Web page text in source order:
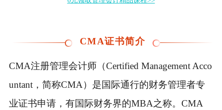
CMA证书简介
CMA注册管理会计师（Certified Management Acco
untant，简称CMA）是国际通行的财务管理者专
业证书申请，有国际财务界的MBA之称。CMA